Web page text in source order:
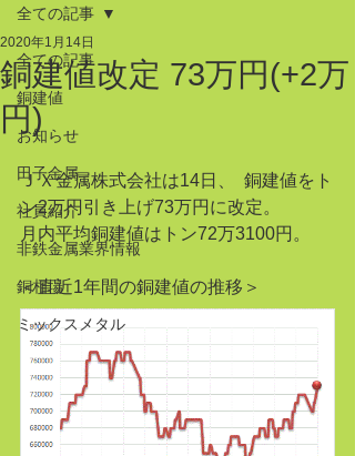
全ての記事
銅建値
お知らせ
田子金属
社員紹介
非鉄金属業界情報
銅相場
ミックスメタル
全ての記事
銅建値改定 73万円(+2万
円)
2020年1月14日
ＪＸ金属株式会社は14日、  銅建値をト
ン2万円引き上げ73万円に改定。
月内平均銅建値はトン72万3100円。
＜直近1年間の銅建値の推移＞